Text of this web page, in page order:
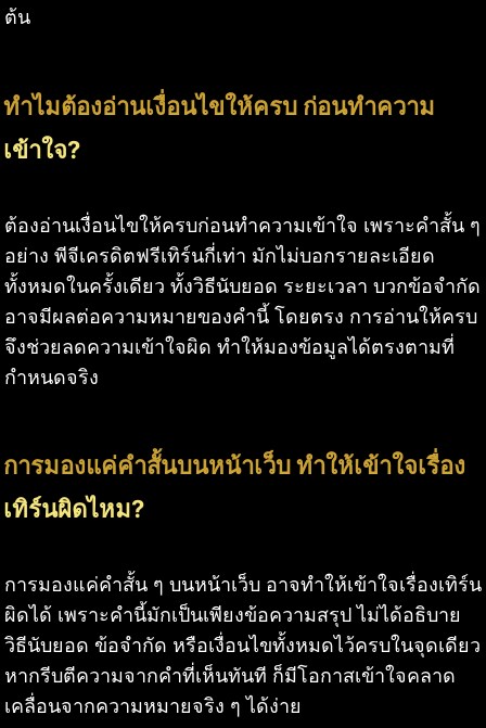
ต้น
ทำไมต้องอ่านเงื่อนไขให้ครบ ก่อนทำความ
เข้าใจ?
ต้องอ่านเงื่อนไขให้ครบก่อนทำความเข้าใจ เพราะคำสั้น ๆ
อย่าง พีจีเครดิตฟรีเทิร์นกี่เท่า มักไม่บอกรายละเอียด
ทั้งหมดในครั้งเดียว ทั้งวิธีนับยอด ระยะเวลา บวกข้อจำกัด
อาจมีผลต่อความหมายของคำนี้ โดยตรง การอ่านให้ครบ
จึงช่วยลดความเข้าใจผิด ทำให้มองข้อมูลได้ตรงตามที่
กำหนดจริง
การมองแค่คำสั้นบนหน้าเว็บ ทำให้เข้าใจเรื่อง
เทิร์นผิดไหม?
การมองแค่คำสั้น ๆ บนหน้าเว็บ อาจทำให้เข้าใจเรื่องเทิร์น
ผิดได้ เพราะคำนี้มักเป็นเพียงข้อความสรุป ไม่ได้อธิบาย
วิธีนับยอด ข้อจำกัด หรือเงื่อนไขทั้งหมดไว้ครบในจุดเดียว
หากรีบตีความจากคำที่เห็นทันที ก็มีโอกาสเข้าใจคลาด
เคลื่อนจากความหมายจริง ๆ ได้ง่าย